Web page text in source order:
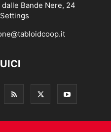
Bande Nere, 24